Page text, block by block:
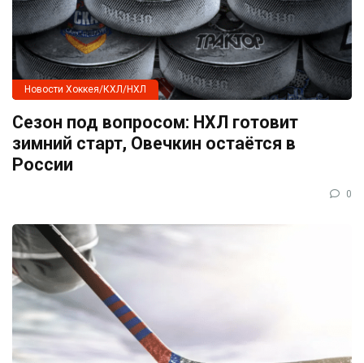
Новости Хоккея/КХЛ/НХЛ
Сезон под вопросом: НХЛ готовит
зимний старт, Овечкин остаётся в
России
0